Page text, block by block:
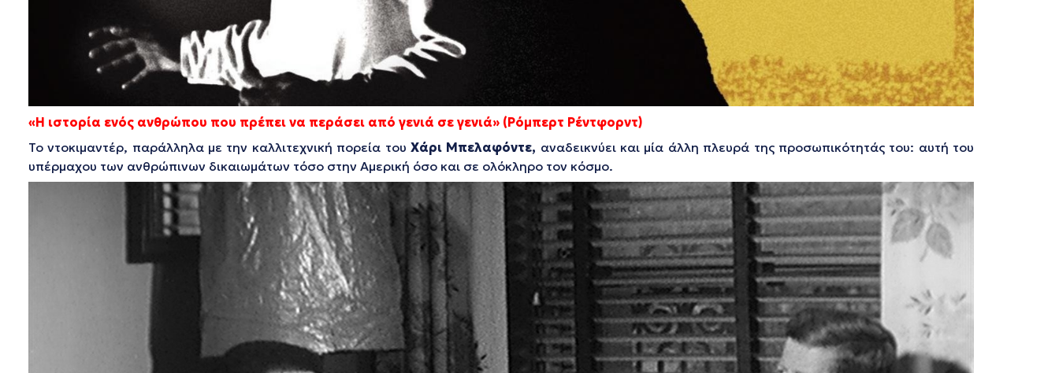
«Η ιστορία ενός ανθρώπου που πρέπει να περάσει από γενιά σε γενιά» (Ρόμπερτ Ρέντφορντ)
Το ντοκιμαντέρ, παράλληλα με την καλλιτεχνική πορεία του Χάρι Μπελαφόντε, αναδεικνύει και μία άλλη πλευρά της προσωπικότητάς του: αυτή του
υπέρμαχου των ανθρώπινων δικαιωμάτων τόσο στην Αμερική όσο και σε ολόκληρο τον κόσμο.